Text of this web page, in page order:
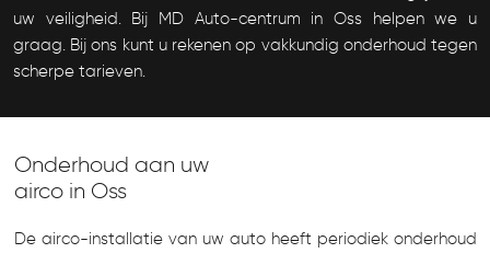
uw veiligheid. Bij MD Auto-centrum in Oss helpen we u
graag. Bij ons kunt u rekenen op vakkundig onderhoud tegen
scherpe tarieven.
Onderhoud aan uw
airco in Oss
De airco-installatie van uw auto heeft periodiek onderhoud